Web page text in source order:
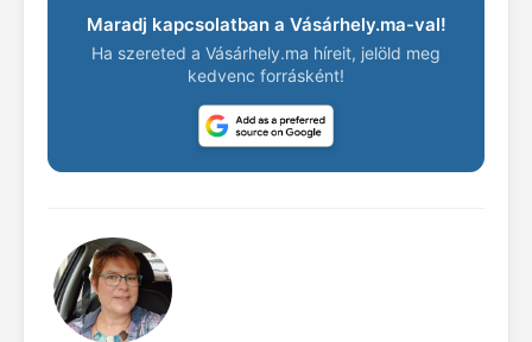
Maradj kapcsolatban a Vásárhely.ma-val!
Ha szereted a Vásárhely.ma híreit, jelöld meg
kedvenc forrásként!